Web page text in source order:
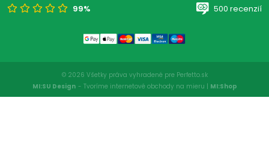
99%
500 recenzií
© 2026 Všetky práva vyhradené pre Perfetto.sk
MI:SU Design - Tvoríme internetové obchody na mieru | MI:Shop